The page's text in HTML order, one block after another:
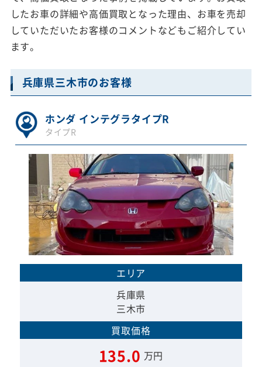
したお車の詳細や高価買取となった理由、お車を売却
していただいたお客様のコメントなどもご紹介してい
ます。
兵庫県三木市のお客様
ホンダ インテグラタイプR
タイプR
エリア
兵庫県
三木市
買取価格
135.0 万円